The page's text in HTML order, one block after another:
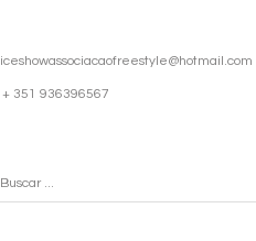
iceshowassociacaofreestyle@hotmail.com
+ 351 936396567